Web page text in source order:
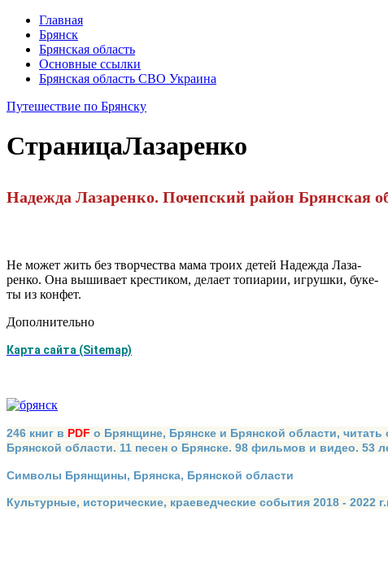
Главная
Брянск
Брянская область
Основные ссылки
Брянская область СВО Украина
Путешествие по Брянску
СтраницаЛазаренко
Надежда Лазаренко. Почепский район Брянская
Не может жить без творчества мама троих детей Надежда Лаза-
ренко. Она вышивает крестиком, делает топиарии, игрушки, буке-
ты из конфет.
Дополнительно
Карта сайта (Sitemap)
246 книг в PDF о Брянщине, Брянске и Брянской области,
Брянской области. 11 песен о Брянске. 98 фильмов и видео. 53
Символы Брянщины, Брянска, Брянской области
Культурные, исторические, краеведческие события 2018 - 2022